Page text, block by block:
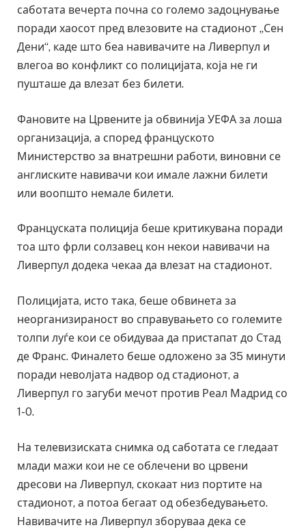
саботата вечерта почна со големо задоцнување
поради хаосот пред влезовите на стадионот „Сен
Дени“, каде што беа навивачите на Ливерпул и
влегоа во конфликт со полицијата, која не ги
пушташе да влезат без билети.
Фановите на Црвените ја обвинија УЕФА за лоша
организација, а според француското
Министерство за внатрешни работи, виновни се
англиските навивачи кои имале лажни билети
или воопшто немале билети.
Француската полиција беше критикувана поради
тоа што фрли солзавец кон некои навивачи на
Ливерпул додека чекаа да влезат на стадионот.
Полицијата, исто така, беше обвинета за
неорганизираност во справувањето со големите
толпи луѓе кои се обидуваа да пристапат до Стад
де Франс. Финалето беше одложено за 35 минути
поради неволјата надвор од стадионот, а
Ливерпул го загуби мечот против Реал Мадрид со
1-0.
На телевизиската снимка од саботата се гледаат
млади мажи кои не се облечени во црвени
дресови на Ливерпул, скокаат низ портите на
стадионот, а потоа бегаат од обезбедувањето.
Навивачите на Ливерпул зборуваа дека се